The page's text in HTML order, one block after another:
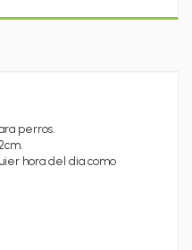
perros.
hora del dia como